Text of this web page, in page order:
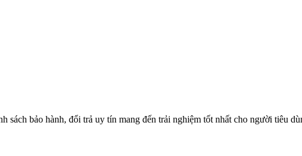
sách bảo hành, đổi trả uy tín mang đến trải nghiệm tốt nhất cho người tiêu